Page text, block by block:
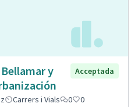
y
Acceptada
Carrers i Vials 0 0